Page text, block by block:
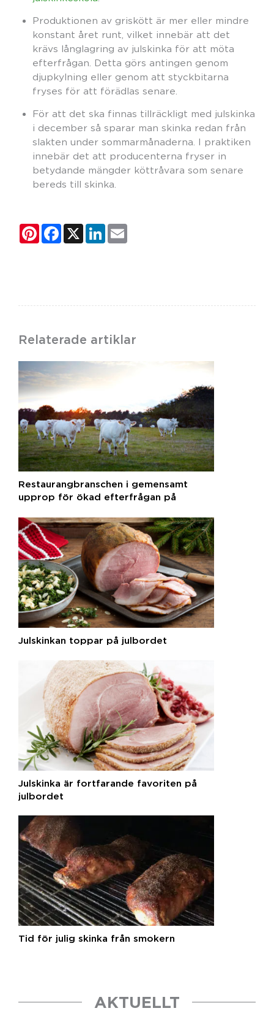
Produktionen av griskött är mer eller mindre
konstant året runt, vilket innebär att det
krävs långlagring av julskinka för att möta
efterfrågan. Detta görs antingen genom
djupkylning eller genom att styckbitarna
fryses för att förädlas senare.
För att det ska finnas tillräckligt med julskinka
i december så sparar man skinka redan från
slakten under sommarmånaderna. I praktiken
innebär det att producenterna fryser in
betydande mängder köttråvara som senare
bereds till skinka.
PinterestFacebook
X LinkedIn
Relaterade artiklar
Restaurangbranschen i gemensamt
upprop för ökad efterfrågan på
Julskinkan toppar på julbordet
Julskinka är fortfarande favoriten på
julbordet
​Tid för julig skinka från smokern
AKTUELLT